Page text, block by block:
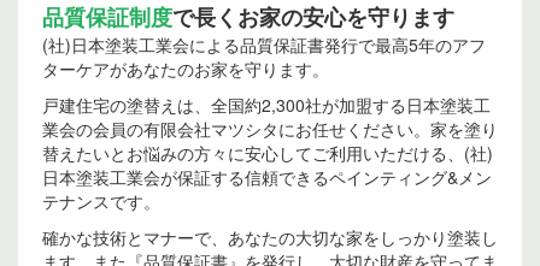
品質保証制度で長くお家の安心を守ります
(社)日本塗装工業会による品質保証書発行で最高5年のアフ
ターケアがあなたのお家を守ります。
戸建住宅の塗替えは、全国約2,300社が加盟する日本塗装工
業会の会員の有限会社マツシタにお任せください。家を塗り
替えたいとお悩みの方々に安心してご利用いただける、(社)
日本塗装工業会が保証する信頼できるペインティング&メン
テナンスです。
確かな技術とマナーで、あなたの大切な家をしっかり塗装し